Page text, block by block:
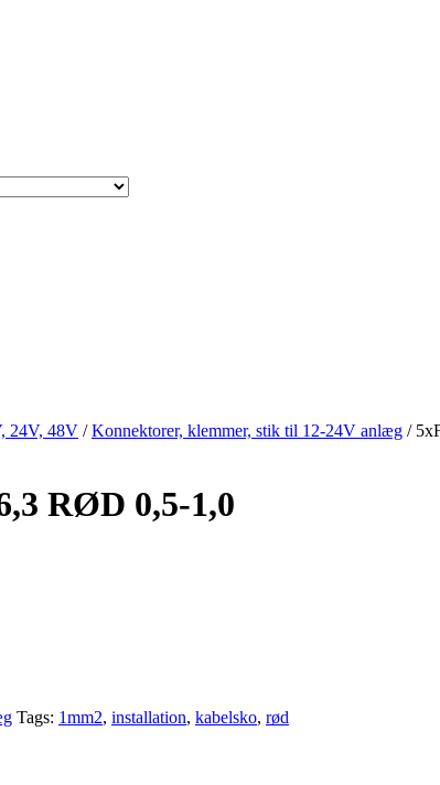
24V, 48V /Konnektorer, klemmer, stik til 12-24V anlæg /
RØD 0,5-1,0
Tags: 1mm2, installation, kabelsko, rød